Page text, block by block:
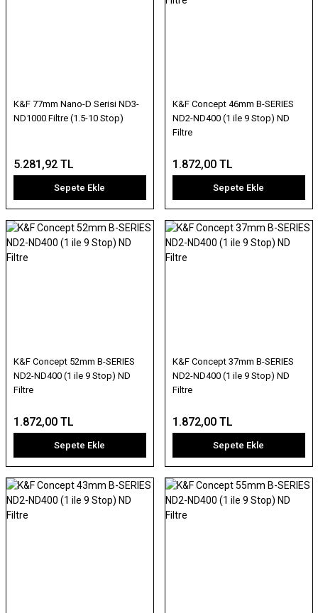
K&F 77mm Nano-D Serisi ND3-
ND1000 Filtre (1.5-10 Stop)
5.281,92 TL
Sepete Ekle
K&F Concept 46mm B-SERIES
ND2-ND400 (1 ile 9 Stop) ND
Filtre
1.872,00 TL
Sepete Ekle
K&F Concept 52mm B-SERIES
ND2-ND400 (1 ile 9 Stop) ND
Filtre
1.872,00 TL
Sepete Ekle
K&F Concept 37mm B-SERIES
ND2-ND400 (1 ile 9 Stop) ND
Filtre
1.872,00 TL
Sepete Ekle